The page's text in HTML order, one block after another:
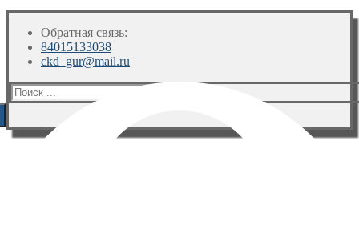
Обратная связь:
84015133038
ckd_gur@mail.ru
Искать: